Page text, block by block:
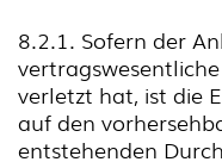
8.2.1. Sofern der
verletzt hat, ist die
auf den
entstehenden